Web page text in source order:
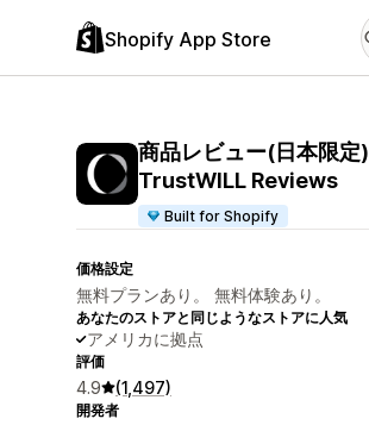
Shopify App Store
商品レビュー(日本限定)
TrustWILL Reviews
Built for Shopify
価格設定
無料プランあり。 無料体験あり。
あなたのストアと同じようなストアに人気
アメリカに拠点
評価
4.9 (1,497)
開発者